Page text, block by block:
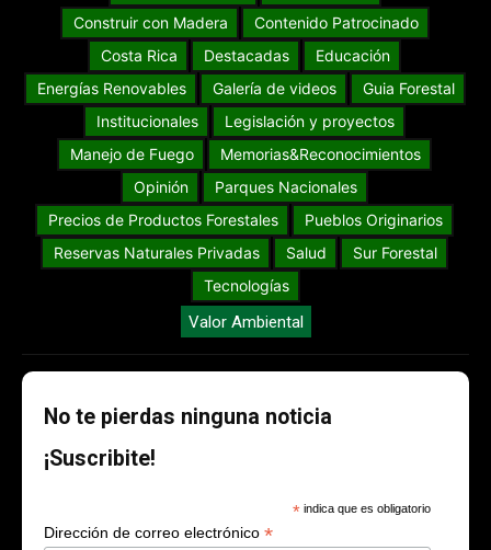
Construir con Madera
Contenido Patrocinado
Costa Rica
Destacadas
Educación
Energías Renovables
Galería de videos
Guia Forestal
Institucionales
Legislación y proyectos
Manejo de Fuego
Memorias&Reconocimientos
Opinión
Parques Nacionales
Precios de Productos Forestales
Pueblos Originarios
Reservas Naturales Privadas
Salud
Sur Forestal
Tecnologías
Valor Ambiental
No te pierdas ninguna noticia
¡Suscribite!
* indica que es obligatorio
Dirección de correo electrónico *